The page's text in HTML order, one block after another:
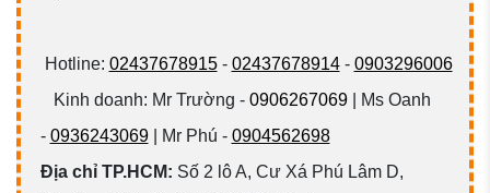
Hotline: 02437678915- 02437678914- 0903296006
Kinh doanh: Mr Trường - 0906267069| Ms Oanh
- 0936243069| Mr Phú - 0904562698
Địa chỉ TP.HCM: Số 2 lô A, Cư Xá Phú Lâm D,